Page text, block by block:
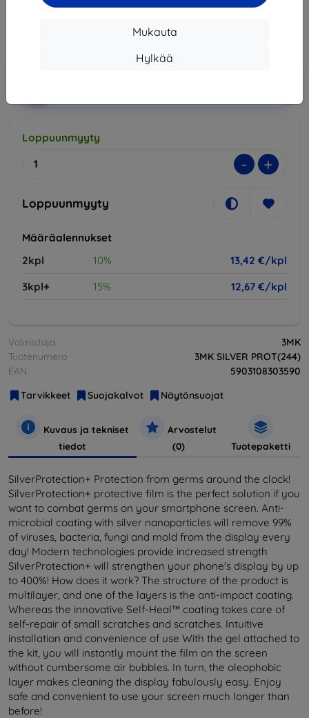
Mukauta
Hylkää
13,42 €
Loppuunmyyty
- +
Loppuunmyyty
Määräalennukset
2kpl
10%
13,42 €/kpl
3kpl+
15% 12,67 €/kpl
Valmistaja
3MK
Tuotenumero
3MK SILVER PROT(244)
EAN
5903108303590
Tarvikkeet
Suojakalvot Näytönsuojat
Kuvaus ja tekniset
tiedot
Arvostelut
(0)
Tuotepaketti
SilverProtection+ Protection from germs around the clock!
SilverProtection+ protective film is the perfect solution if you
want to combat germs on your smartphone screen. Anti-
microbial coating with silver nanoparticles will remove 99%
of viruses, bacteria, fungi and mold from the display every
day! Modern technologies provide increased strength
SilverProtection+ will strengthen your phone's display by up
to 400%! How does it work? The structure of the product is
multilayer, and one of the layers is the anti-impact coating.
Whereas the innovative Self-Heal™ coating takes care of
self-repair of small scratches and scratches. Intuitive
installation and convenience of use With the gel attached to
the kit, you will instantly mount the film on the screen
without cumbersome air bubbles. In turn, the oleophobic
layer makes cleaning the display fabulously easy. Enjoy
safe and convenient to use your screen much longer than
before!